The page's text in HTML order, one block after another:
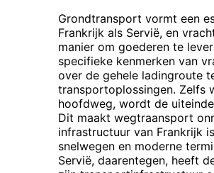
Grondtransport vormt een
Frankrijk als Servië, en
manier om goederen te
specifieke kenmerken van
over de gehele ladingroute
transportoplossingen. Zelfs
hoofdweg, wordt de
Dit maakt wegtraansport
infrastructuur van Frankrijk
snelwegen en moderne
Servië, daarentegen, heeft